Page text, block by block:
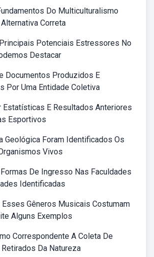
Do Multiculturalismo
Correta
Potenciais Estressores No
Destacar
Documentos Produzidos E
Por Uma Entidade Coletiva
Estatísticas E Resultados Anteriores
Esportivos
Geológica Foram Identificados Os
Vivos
De Ingresso Nas Faculdades
Identificadas
Esses Gêneros Musicais Costumam
Alguns Exemplos
Correspondente A Coleta De
Da Natureza